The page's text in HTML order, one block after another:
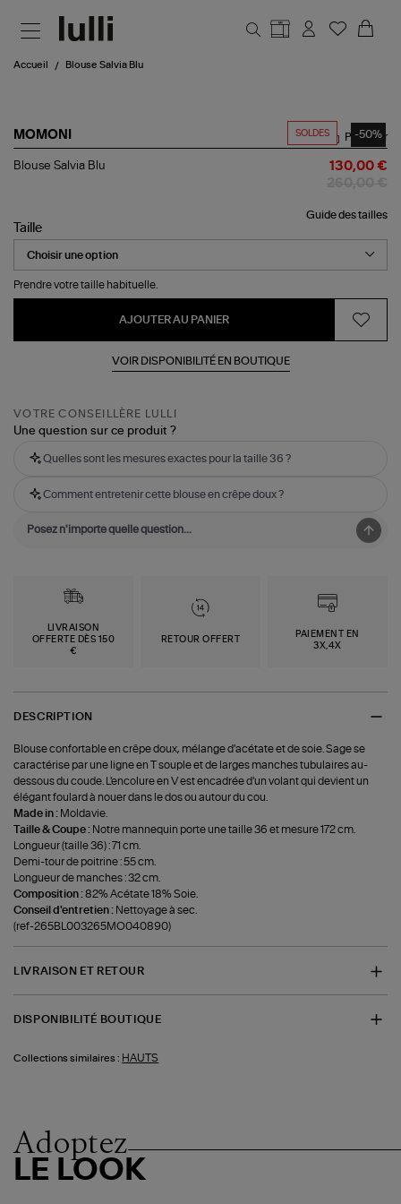
Accueil Blouse Salvia Blu
SOLDES -50%
MOMONI
Blouse
Partager
Blouse Salvia Blu 130,00 €
Guide des tailles
Taille
Prendre votre taille habituelle.
AJOUTER AU PANIER
VOIR DISPONIBILITÉ EN BOUTIQUE
VOTRE CONSEILLÈRE LULLI
Une question sur ce produit ?
Quelles sont les mesures exactes pour la taille 36 ?
Comment entretenir cette blouse en crêpe doux ?
LIVRAISON
OFFERTE DÈS 150
€
RETOUR OFFERT
PAIEMENT EN
3X,4X
DESCRIPTION
Blouse confortable en crêpe doux, mélange d'acétate et de soie. Sage se
caractérise par une ligne en T souple et de larges manches tubulaires au-
dessous du coude. L'encolure en V est encadrée d'un volant qui devient un
élégant foulard à nouer dans le dos ou autour du cou.
Made in : Moldavie.
Taille & Coupe : Notre mannequin porte une taille 36 et mesure 172 cm.
Longueur (taille 36) : 71 cm.
Demi-tour de poitrine : 55 cm.
Longueur de manches : 32 cm.
Composition :82% Acétate 18% Soie.
Conseil d'entretien : Nettoyage à sec.
(ref-265BL003265MO040890)
LIVRAISON ET RETOUR
DISPONIBILITÉ BOUTIQUE
Collections similaires : HAUTS
Adoptez
LE LOOK